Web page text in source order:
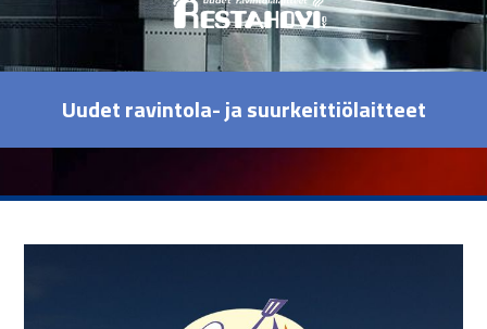
Uudet ravintola- ja suurkeittiölaitteet